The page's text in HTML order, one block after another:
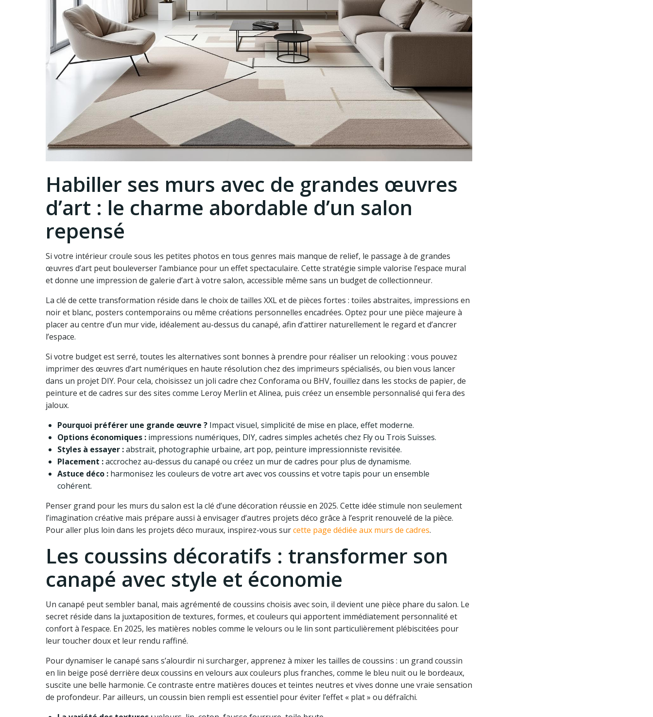
Habiller ses murs avec de grandes œuvres
d’art : le charme abordable d’un salon
repensé
Si votre intérieur croule sous les petites photos en tous genres mais manque de relief, le passage à de grandes
œuvres d’art peut bouleverser l’ambiance pour un effet spectaculaire. Cette stratégie simple valorise l’espace mural
et donne une impression de galerie d’art à votre salon, accessible même sans un budget de collectionneur.
La clé de cette transformation réside dans le choix de tailles XXL et de pièces fortes : toiles abstraites, impressions en
noir et blanc, posters contemporains ou même créations personnelles encadrées. Optez pour une pièce majeure à
placer au centre d’un mur vide, idéalement au-dessus du canapé, afin d’attirer naturellement le regard et d’ancrer
l’espace.
Si votre budget est serré, toutes les alternatives sont bonnes à prendre pour réaliser un relooking : vous pouvez
imprimer des œuvres d’art numériques en haute résolution chez des imprimeurs spécialisés, ou bien vous lancer
dans un projet DIY. Pour cela, choisissez un joli cadre chez Conforama ou BHV, fouillez dans les stocks de papier, de
peinture et de cadres sur des sites comme Leroy Merlin et Alinea, puis créez un ensemble personnalisé qui fera des
jaloux.
Pourquoi préférer une grande œuvre ? Impact visuel, simplicité de mise en place, effet moderne.
Options économiques : impressions numériques, DIY, cadres simples achetés chez Fly ou Trois Suisses.
Styles à essayer :abstrait, photographie urbaine, art pop, peinture impressionniste revisitée.
Placement :accrochez au-dessus du canapé ou créez un mur de cadres pour plus de dynamisme.
Astuce déco : harmonisez les couleurs de votre art avec vos coussins et votre tapis pour un ensemble
cohérent.
Penser grand pour les murs du salon est la clé d’une décoration réussie en 2025. Cette idée stimule non seulement
l’imagination créative mais prépare aussi à envisager d’autres projets déco grâce à l’esprit renouvelé de la pièce.
Pour aller plus loin dans les projets déco muraux, inspirez-vous surcette page dédiée aux murs de cadres.
Les coussins décoratifs : transformer son
canapé avec style et économie
Un canapé peut sembler banal, mais agrémenté de coussins choisis avec soin, il devient une pièce phare du salon. Le
secret réside dans la juxtaposition de textures, formes, et couleurs qui apportent immédiatement personnalité et
confort à l’espace. En 2025, les matières nobles comme le velours ou le lin sont particulièrement plébiscitées pour
leur toucher doux et leur rendu raffiné.
Pour dynamiser le canapé sans s’alourdir ni surcharger, apprenez à mixer les tailles de coussins : un grand coussin
en lin beige posé derrière deux coussins en velours aux couleurs plus franches, comme le bleu nuit ou le bordeaux,
suscite une belle harmonie. Ce contraste entre matières douces et teintes neutres et vives donne une vraie sensation
de profondeur. Par ailleurs, un coussin bien rempli est essentiel pour éviter l’effet « plat » ou défraîchi.